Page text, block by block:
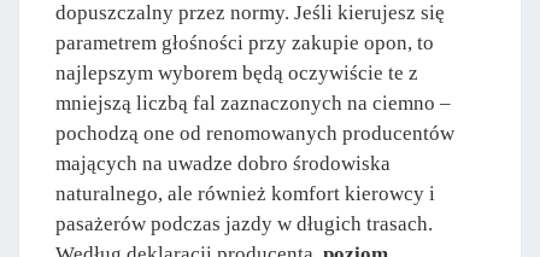
dopuszczalny przez normy. Jeśli kierujesz się
parametrem głośności przy zakupie opon, to
najlepszym wyborem będą oczywiście te z
mniejszą liczbą fal zaznaczonych na ciemno –
pochodzą one od renomowanych producentów
mających na uwadze dobro środowiska
naturalnego, ale również komfort kierowcy i
pasażerów podczas jazdy w długich trasach.